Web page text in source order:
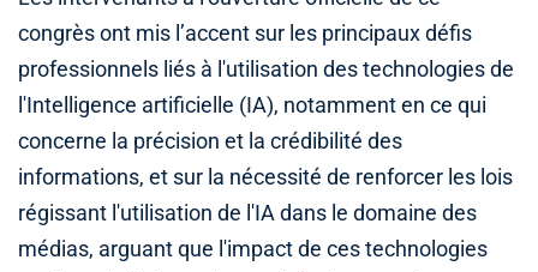
congrès ont mis l’accent sur les principaux défis
professionnels liés à l'utilisation des technologies de
l'Intelligence artificielle (IA), notamment en ce qui
concerne la précision et la crédibilité des
informations, et sur la nécessité de renforcer les lois
régissant l'utilisation de l'IA dans le domaine des
médias, arguant que l'impact de ces technologies